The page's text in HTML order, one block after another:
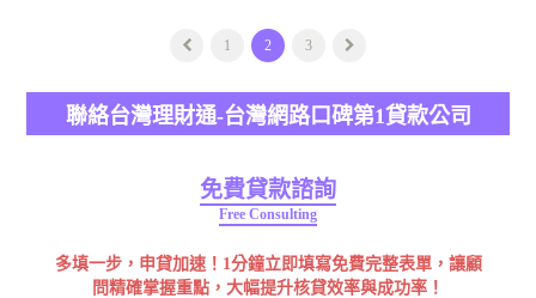
1 2 3
聯絡台灣理財通-台灣網路口碑第1貸款公司
免費貸款諮詢
Free Consulting
多填一步，申貸加速！1分鐘立即填寫免費完整表單，讓顧
問精確掌握重點，大幅提升核貸效率與成功率！